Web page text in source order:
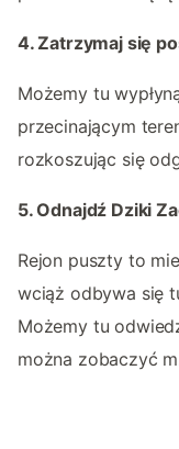
4. Zatrzymaj się
Możemy tu
przecinającym
rozkoszując się
5. Odnajdź Dziki
Rejon puszty to
wciąż odbywa się
Możemy tu
można zobaczyć